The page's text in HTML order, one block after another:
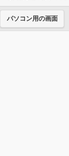
パソコン用の画面